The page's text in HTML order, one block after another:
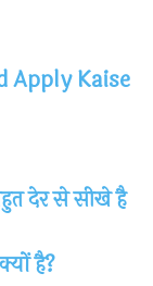
Apply Kaise
देर से सीखे है
है?